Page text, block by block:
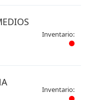
Inventario:
Inventario: